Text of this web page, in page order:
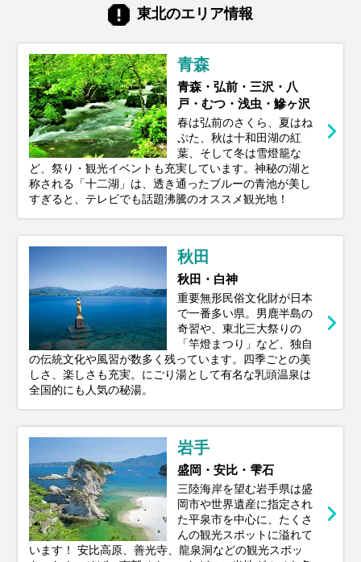
東北のエリア情報
青森
青森・弘前・三沢・八
戸・むつ・浅虫・鰺ヶ沢
春は弘前のさくら、夏はね
ぷた、秋は十和田湖の紅
葉、そして冬は雪燈籠な
ど、祭り・観光イベントも充実しています。神秘の湖と
称される「十二湖」は、透き通ったブルーの青池が美し
すぎると、テレビでも話題沸騰のオススメ観光地！
秋田
秋田・白神
重要無形民俗文化財が日本
で一番多い県。男鹿半島の
奇習や、東北三大祭りの
「竿燈まつり」など、独自
の伝統文化や風習が数多く残っています。四季ごとの美
しさ、楽しさも充実。にごり湯として有名な乳頭温泉は
全国的にも人気の秘湯。
岩手
盛岡・安比・雫石
三陸海岸を望む岩手県は盛
岡市や世界遺産に指定され
た平泉市を中心に、たくさ
んの観光スポットに溢れて
います！ 安比高原、善光寺、龍泉洞などの観光スポッ